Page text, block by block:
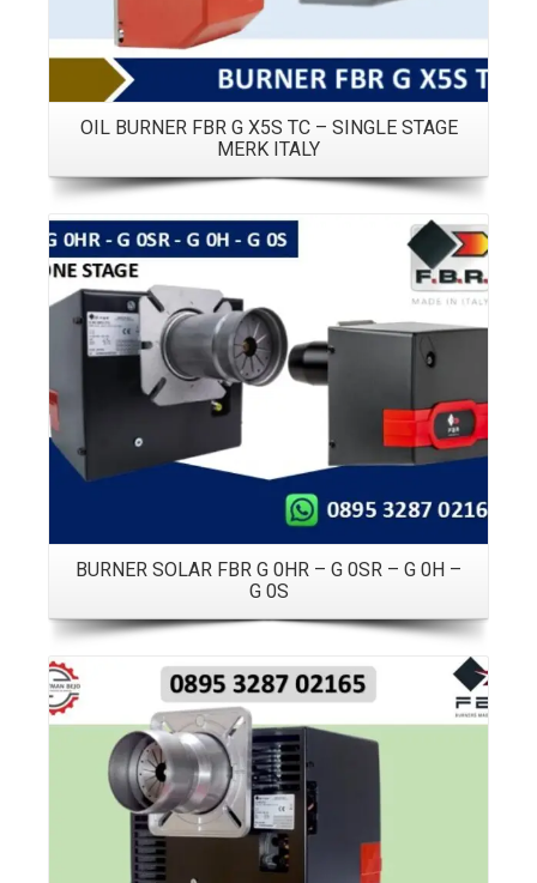
OIL BURNER FBR G X5S TC – SINGLE STAGE
MERK ITALY
BURNER SOLAR FBR G 0HR – G 0SR – G 0H –
G 0S
Details